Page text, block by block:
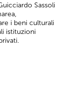
Sassoli
i beni culturali
istituzioni